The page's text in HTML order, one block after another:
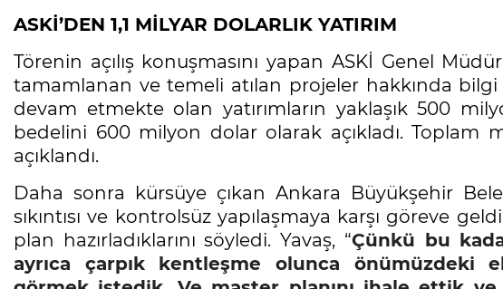
ASKİ’DEN 1,1 MİLYAR DOLARLIK YATIRIM
Törenin açılış konuşmasını yapan ASKİ Genel
tamamlanan ve temeli atılan projeler hakkında bilgi
devam etmekte olan yatırımların yaklaşık 500
bedelini 600 milyon dolar olarak açıkladı. Toplam
açıklandı.
Daha sonra kürsüye çıkan Ankara Büyükşehir
sıkıntısı ve kontrolsüz yapılaşmaya karşı göreve
plan hazırladıklarını söyledi. Yavaş, “Çünkü bu
ayrıca çarpık kentleşme olunca önümüzdeki